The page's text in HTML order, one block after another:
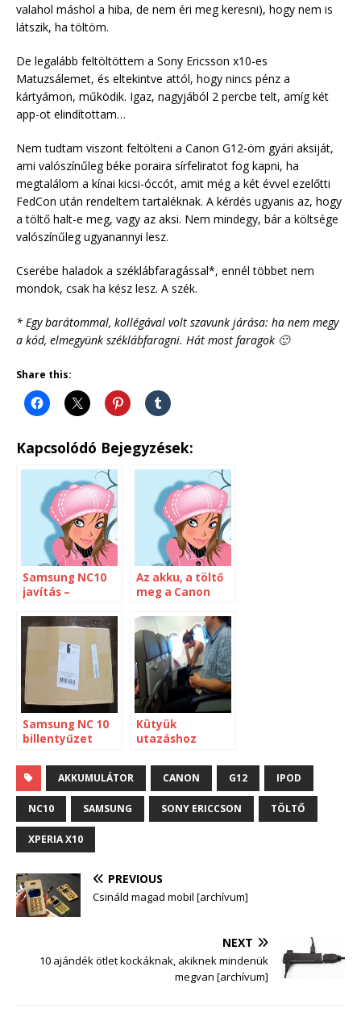
valahol máshol a hiba, de nem éri meg keresni), hogy nem is
látszik, ha töltöm.
De legalább feltöltöttem a Sony Ericsson x10-es
Matuzsálemet, és eltekintve attól, hogy nincs pénz a
kártyámon, működik. Igaz, nagyjából 2 percbe telt, amíg két
app-ot elindítottam…
Nem tudtam viszont feltölteni a Canon G12-öm gyári aksiját,
ami valószínűleg béke poraira sírfeliratot fog kapni, ha
megtalálom a kínai kicsi-óccót, amit még a két évvel ezelőtti
FedCon után rendeltem tartaléknak. A kérdés ugyanis az, hogy
a töltő halt-e meg, vagy az aksi. Nem mindegy, bár a költsége
valószínűleg ugyanannyi lesz.
Cserébe haladok a széklábfaragással*, ennél többet nem
mondok, csak ha kész lesz. A szék.
* Egy barátommal, kollégával volt szavunk járása: ha nem megy
a kód, elmegyünk széklábfaragni. Hát most faragok 🙂
Share this:
Kapcsolódó Bejegyzések:
Samsung NC10
javítás –
Az akku, a töltő
meg a Canon
Samsung NC 10
billentyűzet
Kütyük
utazáshoz
AKKUMULÁTOR CANON G12 IPOD
NC10 SAMSUNG SONY ERICCSON TÖLTŐ
XPERIA X10
PREVIOUS
Csináld magad mobil [archívum]
NEXT
10 ajándék ötlet kockáknak, akiknek mindenük
megvan [archívum]